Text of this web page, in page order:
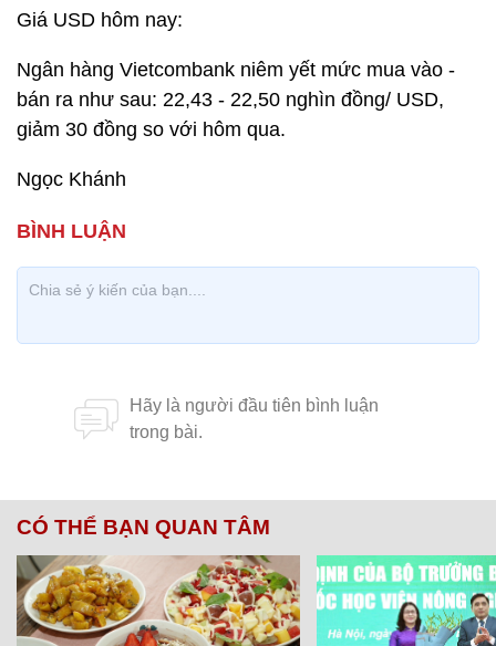
Giá USD hôm nay:
Ngân hàng Vietcombank niêm yết mức mua vào -
bán ra như sau: 22,43 - 22,50 nghìn đồng/ USD,
giảm 30 đồng so với hôm qua.
Ngọc Khánh
CÓ THỂ BẠN QUAN TÂM